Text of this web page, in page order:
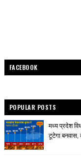
FACEBOOK
POPULAR POSTS
मध्य प्रदेश
टूटेगा